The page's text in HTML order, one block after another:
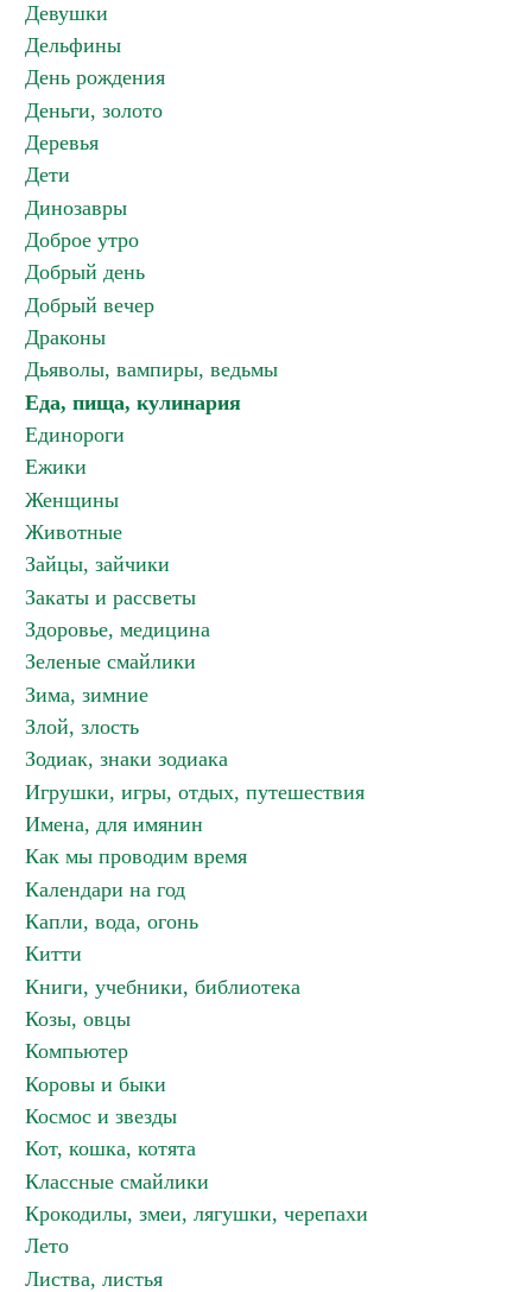
Девушки
Дельфины
День рождения
Деньги, золото
Деревья
Дети
Динозавры
Доброе утро
Добрый день
Добрый вечер
Драконы
Дьяволы, вампиры, ведьмы
Еда, пища, кулинария
Единороги
Ежики
Женщины
Животные
Зайцы, зайчики
Закаты и рассветы
Здоровье, медицина
Зеленые смайлики
Зима, зимние
Злой, злость
Зодиак, знаки зодиака
Игрушки, игры, отдых, путешествия
Имена, для имянин
Как мы проводим время
Календари на год
Капли, вода, огонь
Китти
Книги, учебники, библиотека
Козы, овцы
Компьютер
Коровы и быки
Космос и звезды
Кот, кошка, котята
Классные смайлики
Крокодилы, змеи, лягушки, черепахи
Лето
Листва, листья